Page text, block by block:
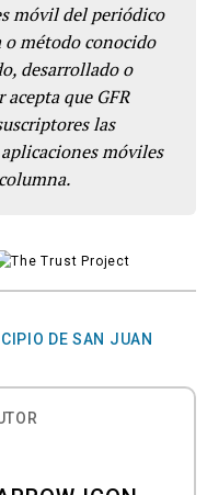
móvil del periódico
método conocido
desarrollado o
que GFR
las
móviles
DE SAN JUAN